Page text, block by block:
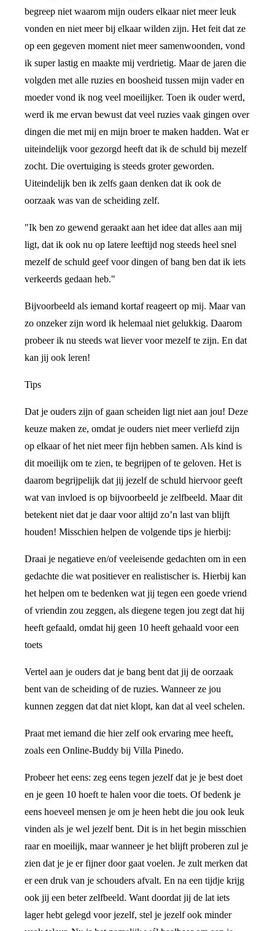
begreep niet waarom mijn ouders elkaar niet meer leuk
vonden en niet meer bij elkaar wilden zijn. Het feit dat ze
op een gegeven moment niet meer samenwoonden, vond
ik super lastig en maakte mij verdrietig. Maar de jaren die
volgden met alle ruzies en boosheid tussen mijn vader en
moeder vond ik nog veel moeilijker. Toen ik ouder werd,
werd ik me ervan bewust dat veel ruzies vaak gingen over
dingen die met mij en mijn broer te maken hadden. Wat er
uiteindelijk voor gezorgd heeft dat ik de schuld bij mezelf
zocht. Die overtuiging is steeds groter geworden.
Uiteindelijk ben ik zelfs gaan denken dat ik ook de
oorzaak was van de scheiding zelf.
"Ik ben zo gewend geraakt aan het idee dat alles aan mij
ligt, dat ik ook nu op latere leeftijd nog steeds heel snel
mezelf de schuld geef voor dingen of bang ben dat ik iets
verkeerds gedaan heb."
Bijvoorbeeld als iemand kortaf reageert op mij. Maar van
zo onzeker zijn word ik helemaal niet gelukkig. Daarom
probeer ik nu steeds wat liever voor mezelf te zijn. En dat
kan jij ook leren!
Tips
Dat je ouders zijn of gaan scheiden ligt niet aan jou! Deze
keuze maken ze, omdat je ouders niet meer verliefd zijn
op elkaar of het niet meer fijn hebben samen. Als kind is
dit moeilijk om te zien, te begrijpen of te geloven. Het is
daarom begrijpelijk dat jij jezelf de schuld hiervoor geeft
wat van invloed is op bijvoorbeeld je zelfbeeld. Maar dit
betekent niet dat je daar voor altijd zo’n last van blijft
houden! Misschien helpen de volgende tips je hierbij:
Draai je negatieve en/of veeleisende gedachten om in een
gedachte die wat positiever en realistischer is. Hierbij kan
het helpen om te bedenken wat jij tegen een goede vriend
of vriendin zou zeggen, als diegene tegen jou zegt dat hij
heeft gefaald, omdat hij geen 10 heeft gehaald voor een
toets
Vertel aan je ouders dat je bang bent dat jij de oorzaak
bent van de scheiding of de ruzies. Wanneer ze jou
kunnen zeggen dat dat niet klopt, kan dat al veel schelen.
Praat met iemand die hier zelf ook ervaring mee heeft,
zoals een Online-Buddy bij Villa Pinedo.
Probeer het eens: zeg eens tegen jezelf dat je je best doet
en je geen 10 hoeft te halen voor die toets. Of bedenk je
eens hoeveel mensen je om je heen hebt die jou ook leuk
vinden als je wel jezelf bent. Dit is in het begin misschien
raar en moeilijk, maar wanneer je het blijft proberen zul je
zien dat je je er fijner door gaat voelen. Je zult merken dat
er een druk van je schouders afvalt. En na een tijdje krijg
ook jij een beter zelfbeeld. Want doordat jij de lat iets
lager hebt gelegd voor jezelf, stel je jezelf ook minder